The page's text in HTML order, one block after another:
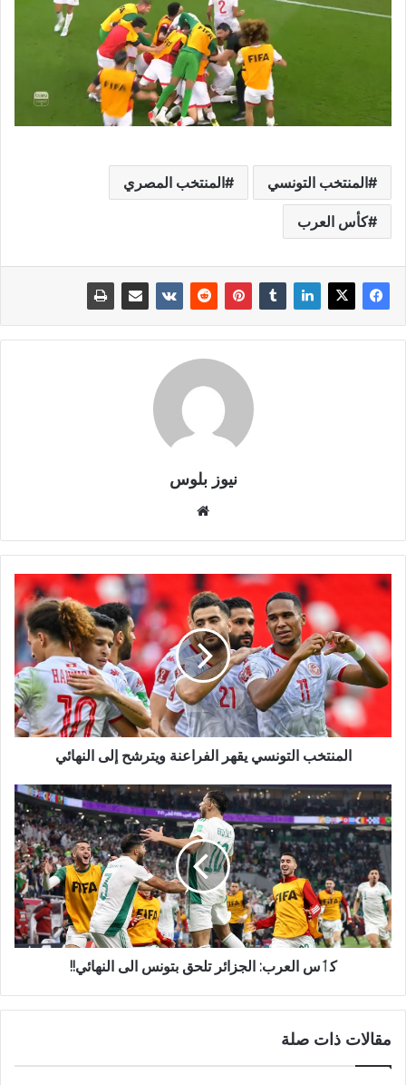
المنتخب التونسي المنتخب المصري
كأس العرب
نيوز بلوس
المنتخب التونسي يقهر الفراعنة ويترشح إلى النهائي
كٲس العرب: الجزائر تلحق بتونس الى النهائي!!
مقالات ذات صلة